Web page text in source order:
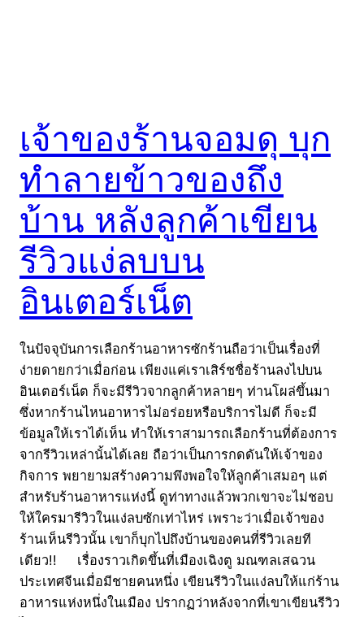
เจ้าของร้านจอมดุ บุก
ทำลายข้าวของถึง
บ้าน หลังลูกค้าเขียน
รีวิวแง่ลบบน
อินเตอร์เน็ต
ในปัจจุบันการเลือกร้านอาหารซักร้านถือว่าเป็นเรื่องที่
ง่ายดายกว่าเมื่อก่อน เพียงแค่เราเสิร์ชชื่อร้านลงไปบน
อินเตอร์เน็ต ก็จะมีรีวิวจากลูกค้าหลายๆ ท่านโผล่ขึ้นมา
ซึ่งหากร้านไหนอาหารไม่อร่อยหรือบริการไม่ดี ก็จะมี
ข้อมูลให้เราได้เห็น ทำให้เราสามารถเลือกร้านที่ต้องการ
จากรีวิวเหล่านั้นได้เลย ถือว่าเป็นการกดดันให้เจ้าของ
กิจการ พยายามสร้างความพึงพอใจให้ลูกค้าเสมอๆ แต่
สำหรับร้านอาหารแห่งนี้ ดูท่าทางแล้วพวกเขาจะไม่ชอบ
ให้ใครมารีวิวในแง่ลบซักเท่าไหร่ เพราะว่าเมื่อเจ้าของ
ร้านเห็นรีวิวนั้น เขาก็บุกไปถึงบ้านของคนที่รีวิวเลยที
เดียว!! เรื่องราวเกิดขึ้นที่เมืองเฉิงตู มณฑลเสฉวน
ประเทศจีนเมื่อมีชายคนหนึ่ง เขียนรีวิวในแง่ลบให้แก่ร้าน
อาหารแห่งหนึ่งในเมือง ปรากฏว่าหลังจากที่เขาเขียนรีวิว